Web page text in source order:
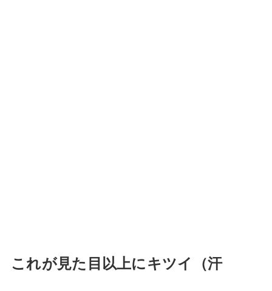
これが見た目以上にキツイ（汗